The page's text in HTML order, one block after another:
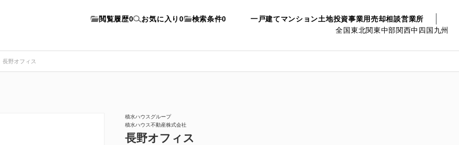
一戸建てマンション土地投資事業用売却相談営業所
全国東北関東中部関西中四国九州
閲覧履歴0 お気に入り 0 検索条件0
長野オフィス
積水ハウスグループ
積水ハウス不動産株式会社
長野オフィス